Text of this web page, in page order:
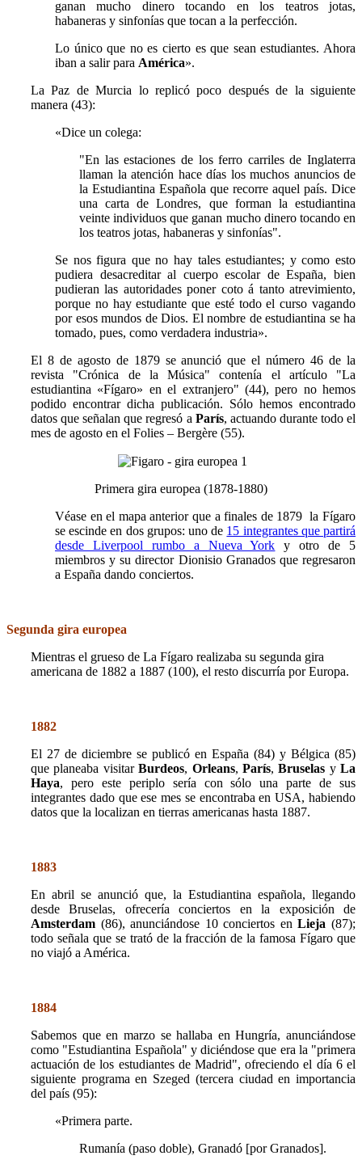
ganan mucho dinero tocando en los teatros jotas,
habaneras y sinfonías que tocan a la perfección.
Lo único que no es cierto es que sean estudiantes. Ahora
iban a salir para América».
La Paz de Murcia lo replicó poco después de la siguiente
manera (43):
«Dice un colega:
"En las estaciones de los ferro carriles de Inglaterra
llaman la atención hace días los muchos anuncios de
la Estudiantina Española que recorre aquel país. Dice
una carta de Londres, que forman la estudiantina
veinte individuos que ganan mucho dinero tocando en
los teatros jotas, habaneras y sinfonías".
Se nos figura que no hay tales estudiantes; y como esto
pudiera desacreditar al cuerpo escolar de España, bien
pudieran las autoridades poner coto á tanto atrevimiento,
porque no hay estudiante que esté todo el curso vagando
por esos mundos de Dios. El nombre de estudiantina se ha
tomado, pues, como verdadera industria».
El 8 de agosto de 1879 se anunció que el número 46 de la
revista "Crónica de la Música" contenía el artículo "La
estudiantina «Fígaro» en el extranjero" (44), pero no hemos
podido encontrar dicha publicación. Sólo hemos encontrado
datos que señalan que regresó a París, actuando durante todo el
mes de agosto en el Folies – Bergère (55).
Primera gira europea (1878-1880)
Véase en el mapa anterior que a finales de 1879 la Fígaro
se escinde en dos grupos: uno de 15 integrantes que partirá
desde Liverpool rumbo a Nueva York y otro de 5
miembros y su director Dionisio Granados que regresaron
a España dando conciertos.
Segunda gira europea
Mientras el grueso de La Fígaro realizaba su segunda gira
americana de 1882 a 1887 (100), el resto discurría por Europa.
1882
El 27 de diciembre se publicó en España (84) y Bélgica (85)
que planeaba visitarBurdeos, Orleans, París,Bruselas y La
Haya, pero este periplo sería con sólo una parte de sus
integrantes dado que ese mes se encontraba en USA, habiendo
datos que la localizan en tierras americanas hasta 1887.
1883
En abril se anunció que, la Estudiantina española, llegando
desde Bruselas, ofrecería conciertos en la exposición de
Amsterdam (86), anunciándose 10 conciertos enLieja (87);
todo señala que se trató de la fracción de la famosa Fígaro que
no viajó a América.
1884
Sabemos que en marzo se hallaba en Hungría, anunciándose
como "Estudiantina Española" y diciéndose que era la "primera
actuación de los estudiantes de Madrid", ofreciendo el día 6 el
siguiente programa en Szeged (tercera ciudad en importancia
del país (95):
«Primera parte.
Rumanía (paso doble), Granadó [por Granados].